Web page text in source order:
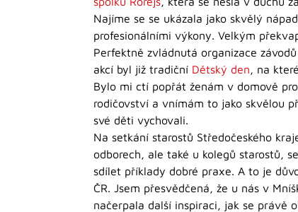
Najíme se se ukázala jako skvělý
profesionálními výkony. Velkým
Perfektně zvládnutá organizace
akcí byl již tradiční Dětský den , na
Bylo mi ctí popřát ženám v domově
rodičovství a vnímám to jako skvělou
své děti vychovali.
Na setkání starostů Středočeského
odborech, ale také u kolegů starostů,
sdílet příklady dobré praxe. A to je
ČR. Jsem přesvědčená, že u nás v
načerpala další inspiraci, jak se právě